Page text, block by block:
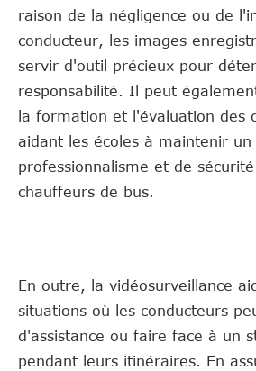
raison de la négligence ou de
conducteur, les images
servir d'outil précieux pour
responsabilité. Il peut
la formation et l'évaluation des
aidant les écoles à maintenir
professionnalisme et de
chauffeurs de bus.
En outre, la vidéosurveillance
situations où les conducteurs
d'assistance ou faire face à un
pendant leurs itinéraires. En